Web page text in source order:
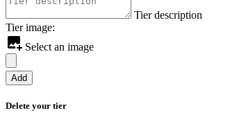
Tier description
Tier image:
Select an image
Add
Delete your tier